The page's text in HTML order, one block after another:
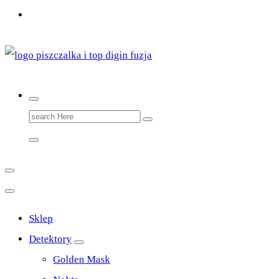
Top Digin Sklep z Wykrywaczami Stworzony Przez
Search
for:
Sklep
Detektory
Golden Mask